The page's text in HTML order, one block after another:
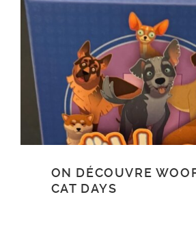
ON DÉCOUVRE
CAT DAYS